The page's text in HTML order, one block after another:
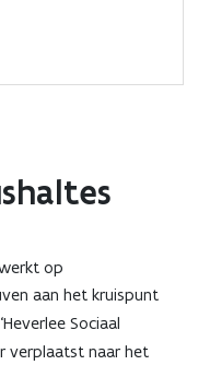
op
aan het kruispunt
Sociaal
verplaatst naar het